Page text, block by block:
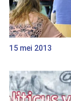
15 mei 2013